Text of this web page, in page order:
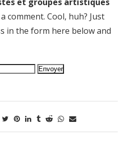
comment. Cool, huh? Just
in the form here below and